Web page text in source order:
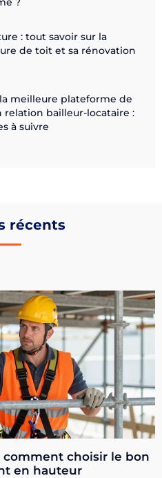
: tout savoir sur la
de toit et sa rénovation
meilleure plateforme de
relation bailleur-locataire :
à suivre
récents
choisir le bon
en hauteur